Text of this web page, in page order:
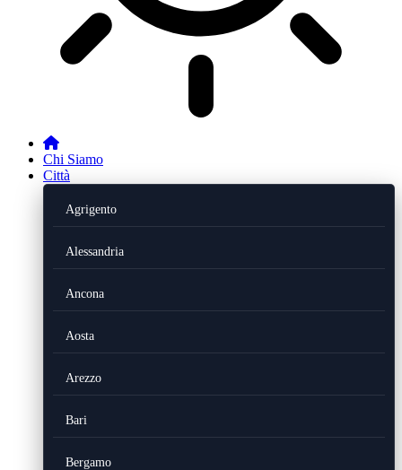
Chi Siamo
Città
Agrigento
Alessandria
Ancona
Aosta
Arezzo
Bari
Bergamo